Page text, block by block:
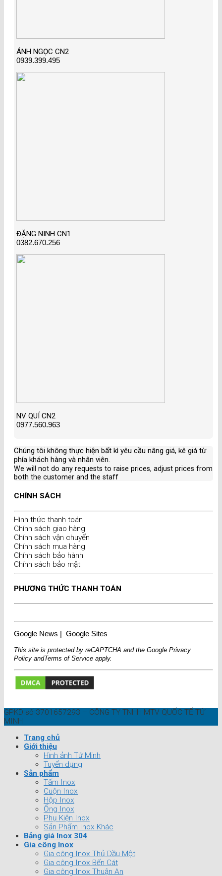
ÁNH NGỌC CN2
0939.399.495
ĐẶNG NINH CN1
0382.670.256
NV QUÍ CN2
0977.560.963
Chúng tôi không thực hiện bất kì yêu cầu nâng giá, kê giá từ
phía khách hàng và nhân viên.
We will not do any requests to raise prices, adjust prices from
both the customer and the staff
CHÍNH SÁCH
Hình thức thanh toán
Chính sách giao hàng
Chính sách vận chuyển
Chính sách mua hàng
Chính sách bảo hành
Chính sách bảo mật
PHƯƠNG THỨC THANH TOÁN
Google News | Google Sites
This site is protected by reCAPTCHA and the Google Privacy
Policy andTerms of Service apply.
GPKD số 3701657293 – CÔNG TY TNHH MTV QUỐC TẾ TỨ
MINH
Trang chủ
Giới thiệu
Hình ảnh Tứ Minh
Tuyển dụng
Sản phẩm
Tấm Inox
Cuộn Inox
Hộp Inox
Ống Inox
Phụ Kiện Inox
Sản Phẩm Inox Khác
Bảng giá Inox 304
Gia công Inox
Gia công Inox Thủ Dầu Một
Gia công Inox Bến Cát
Gia công Inox Thuận An